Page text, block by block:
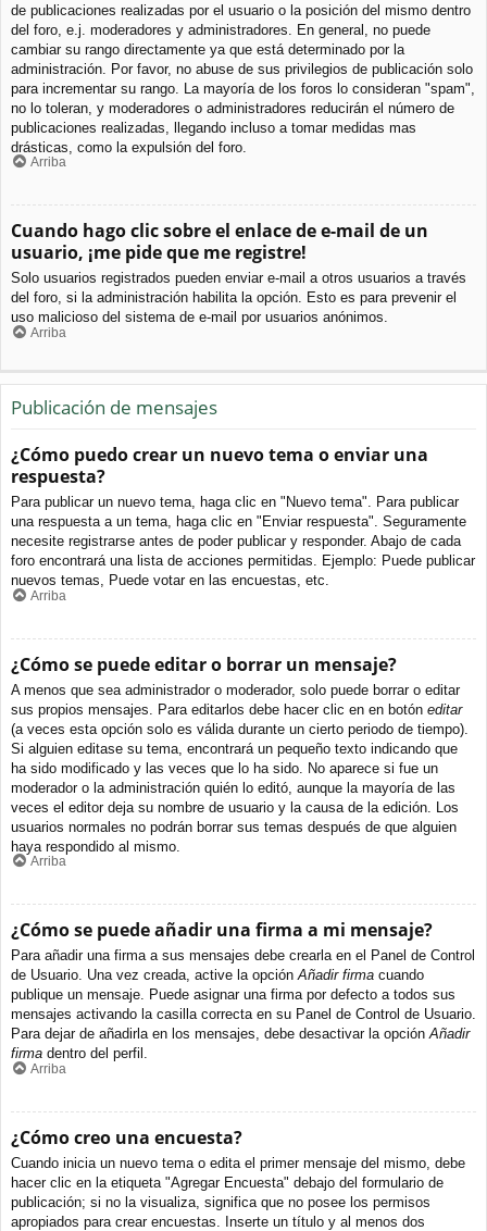
de publicaciones realizadas por el usuario o la posición del mismo dentro
del foro, e.j. moderadores y administradores. En general, no puede
cambiar su rango directamente ya que está determinado por la
administración. Por favor, no abuse de sus privilegios de publicación solo
para incrementar su rango. La mayoría de los foros lo consideran "spam",
no lo toleran, y moderadores o administradores reducirán el número de
publicaciones realizadas, llegando incluso a tomar medidas mas
drásticas, como la expulsión del foro.
Arriba
Cuando hago clic sobre el enlace de e-mail de un
usuario, ¡me pide que me registre!
Solo usuarios registrados pueden enviar e-mail a otros usuarios a través
del foro, si la administración habilita la opción. Esto es para prevenir el
uso malicioso del sistema de e-mail por usuarios anónimos.
Arriba
Publicación de mensajes
¿Cómo puedo crear un nuevo tema o enviar una
respuesta?
Para publicar un nuevo tema, haga clic en "Nuevo tema". Para publicar
una respuesta a un tema, haga clic en "Enviar respuesta". Seguramente
necesite registrarse antes de poder publicar y responder. Abajo de cada
foro encontrará una lista de acciones permitidas. Ejemplo: Puede publicar
nuevos temas, Puede votar en las encuestas, etc.
Arriba
¿Cómo se puede editar o borrar un mensaje?
A menos que sea administrador o moderador, solo puede borrar o editar
sus propios mensajes. Para editarlos debe hacer clic en en botón editar
(a veces esta opción solo es válida durante un cierto periodo de tiempo).
Si alguien editase su tema, encontrará un pequeño texto indicando que
ha sido modificado y las veces que lo ha sido. No aparece si fue un
moderador o la administración quién lo editó, aunque la mayoría de las
veces el editor deja su nombre de usuario y la causa de la edición. Los
usuarios normales no podrán borrar sus temas después de que alguien
haya respondido al mismo.
Arriba
¿Cómo se puede añadir una firma a mi mensaje?
Para añadir una firma a sus mensajes debe crearla en el Panel de Control
de Usuario. Una vez creada, active la opciónAñadir firma cuando
publique un mensaje. Puede asignar una firma por defecto a todos sus
mensajes activando la casilla correcta en su Panel de Control de Usuario.
Para dejar de añadirla en los mensajes, debe desactivar la opciónAñadir
firma dentro del perfil.
Arriba
¿Cómo creo una encuesta?
Cuando inicia un nuevo tema o edita el primer mensaje del mismo, debe
hacer clic en la etiqueta "Agregar Encuesta" debajo del formulario de
publicación; si no la visualiza, significa que no posee los permisos
apropiados para crear encuestas. Inserte un título y al menos dos